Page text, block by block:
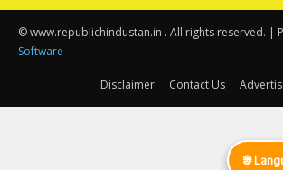
© www.republichindustan.in . All rights reserved. |
Software
Disclaimer Contact Us